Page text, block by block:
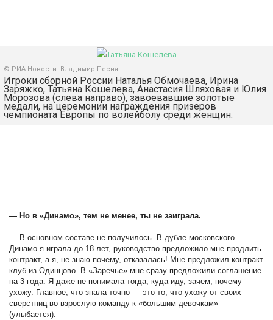
© РИА Новости. Владимир Песня
Игроки сборной России Наталья Обмочаева, Ирина
Заряжко, Татьяна Кошелева, Анастасия Шляховая и Юлия
Морозова (слева направо), завоевавшие золотые
медали, на церемонии награждения призеров
чемпионата Европы по волейболу среди женщин.
— Но в «Динамо», тем не менее, ты не заиграла.
— В основном составе не получилось. В дубле московского
Динамо я играла до 18 лет, руководство предложило мне продлить
контракт, а я, не знаю почему, отказалась! Мне предложил контракт
клуб из Одинцово. В «Заречье» мне сразу предложили соглашение
на 3 года. Я даже не понимала тогда, куда иду, зачем, почему
ухожу. Главное, что знала точно — это то, что ухожу от своих
сверстниц во взрослую команду к «большим девочкам»
(улыбается).